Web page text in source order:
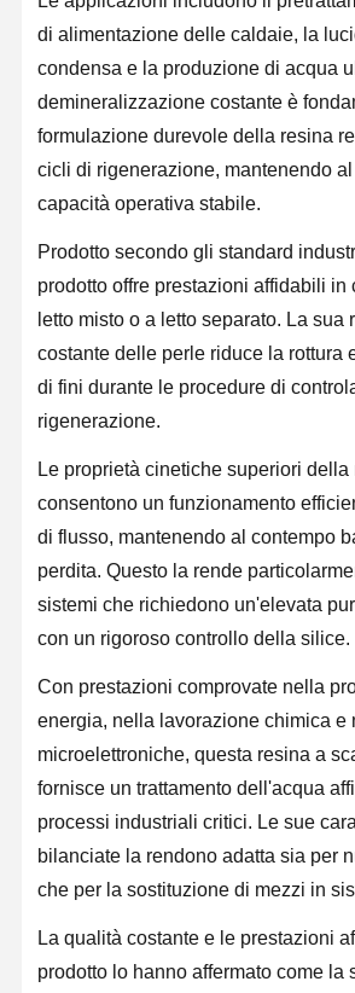
Visita Alla
Fabbrica
Qualità
Casi
Richiedi Un
Preventivo
Sistema di acqua ultrapura di
Macchina Ultrapure dell'acqua
sistema di depurazione dell'acqua
Apparecchiature per l'acqua ultrapura
Sistema di filtrazione dell'acqua
Sistema d'acqua RO UltraPuro
Sistema industriale di depurazione
Macchina deionizzata dell'acqua
Accessori per sistemi di depurazione
di alimentazione delle caldaie, la
condensa e la produzione di acqua
demineralizzazione costante è
formulazione durevole della resina
cicli di rigenerazione, mantenendo
capacità operativa stabile.
Prodotto secondo gli standard
prodotto offre prestazioni affidabili in
letto misto o a letto separato. La sua
costante delle perle riduce la rottura
di fini durante le procedure di
rigenerazione.
Le proprietà cinetiche superiori della
consentono un funzionamento
di flusso, mantenendo al contempo
perdita. Questo la rende
sistemi che richiedono un'elevata
con un rigoroso controllo della silice.
Con prestazioni comprovate nella
energia, nella lavorazione chimica e
microelettroniche, questa resina a
fornisce un trattamento dell'acqua
processi industriali critici. Le sue
bilanciate la rendono adatta sia per
che per la sostituzione di mezzi in
La qualità costante e le prestazioni
prodotto lo hanno affermato come la